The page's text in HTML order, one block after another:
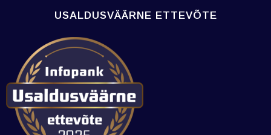
USALDUSVÄÄRNE ETTEVÕTE